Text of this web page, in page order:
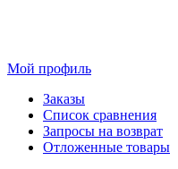
Мой профиль
Заказы
Список сравнения
Запросы на возврат
Отложенные товары